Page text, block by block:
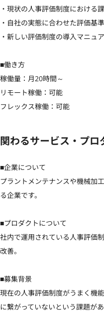
・現状の人事評価制度における
・自社の実態に合わせた評価基
・新しい評価制度の導入マニュ
■働き方
稼働量：月20時間～
リモート稼働：可能
フレックス稼働：可能
関わるサービス・プロ
■企業について
プラントメンテナンスや機械加
る企業です。
■プロダクトについて
社内で運用されている人事評価
改善。
■募集背景
現在の人事評価制度がうまく機
に繋がっていないという課題が